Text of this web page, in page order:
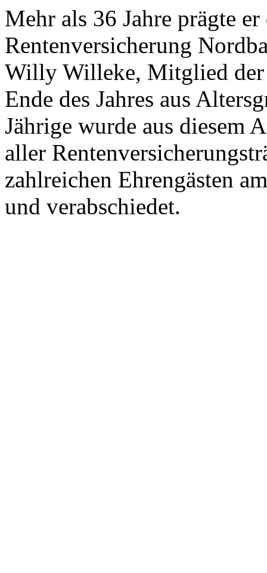
Mehr als 36 Jahre prägte
Rentenversicherung
Willy Willeke, Mitglied der
Ende des Jahres aus
Jährige wurde aus diesem
aller
zahlreichen Ehrengästen
und verabschiedet.